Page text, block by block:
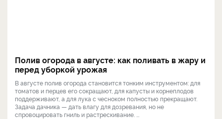
Полив огорода в августе: как поливать в жару и
перед уборкой урожая
В августе полив огорода становится тонким инструментом: для
томатов и перцев его сокращают, для капусты и корнеплодов
поддерживают, а для лука с чесноком полностью прекращают.
Задача дачника — дать влагу для дозревания, но не
спровоцировать гниль и растрескивание. ...